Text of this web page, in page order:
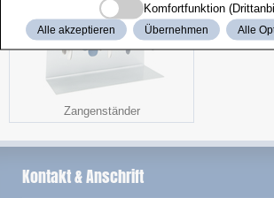
Zangenständer
Komfortfunktion
Alle akzeptieren Übernehmen Alle
Kontakt & Anschrift